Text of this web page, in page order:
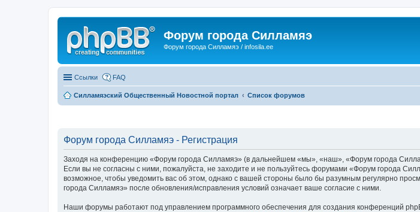
Форум города Силламяэ
Форум города Силламяэ / infosila.ee
Ссылки FAQ
Силламяэский Общественный Новостной портал Список форумов
Форум города Силламяэ - Регистрация
Заходя на конференцию «Форум города Силламяэ» (в дальнейшем «мы», «наш», «Форум города
Если вы не согласны с ними, пожалуйста, не заходите и не пользуйтесь форумами «Форум города
возможное, чтобы уведомить вас об этом, однако с вашей стороны было бы разумным регулярно
города Силламяэ» после обновления/исправления условий означает ваше согласие с ними.
Наши форумы работают под управлением программного обеспечения для создания конференций